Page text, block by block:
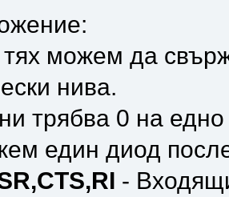
можем да
нива.
трябва 0 на
един диод
-